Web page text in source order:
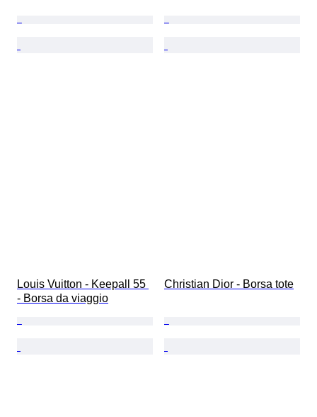
Louis Vuitton - Keepall 55
- Borsa da viaggio
Christian Dior - Borsa tote